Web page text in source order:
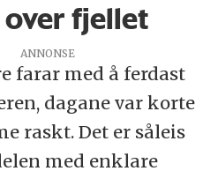
fjellet
farar med å ferdast
dagane var korte
raskt. Det er såleis
med enklare